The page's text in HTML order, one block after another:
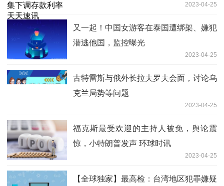
2023-04-25
又一起！中国女游客在泰国遭绑架、嫌犯
潜逃他国，监控曝光
2023-04-25
古特雷斯与俄外长拉夫罗夫会面，讨论乌
克兰局势等问题
2023-04-25
福克斯最受欢迎的主持人被免，舆论震
惊，小特朗普发声 环球时讯
2023-04-25
【全球独家】最高检：台湾地区犯罪嫌疑